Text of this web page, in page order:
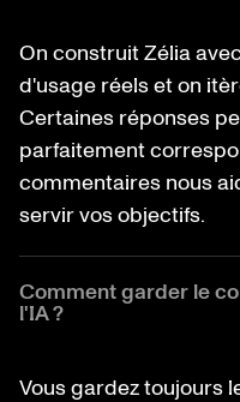
On construit Zélia
d'usage réels et on
Certaines réponses
parfaitement
commentaires nous
servir vos objectifs.
Comment garder le
l'IA ?
Vous gardez toujours